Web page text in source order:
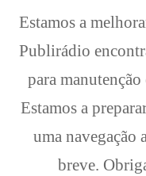
Estamos a
Publirádio
para
Estamos a
uma navegação
breve.